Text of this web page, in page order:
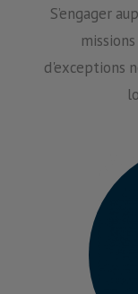
S’engager
d'exceptions